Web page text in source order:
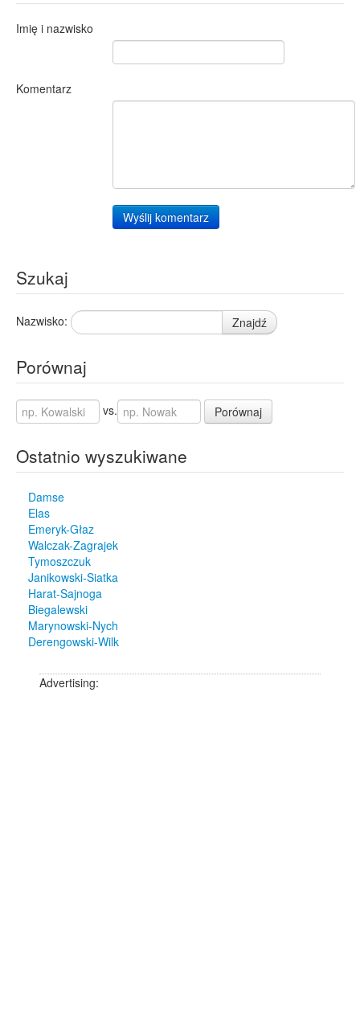
Imię i nazwisko
Komentarz
Wyślij komentarz
Szukaj
Nazwisko: Znajdź
Porównaj
vs. Porównaj
Ostatnio wyszukiwane
Damse
Elas
Emeryk-Głaz
Walczak-Zagrajek
Tymoszczuk
Janikowski-Siatka
Harat-Sajnoga
Biegalewski
Marynowski-Nych
Derengowski-Wilk
Advertising: